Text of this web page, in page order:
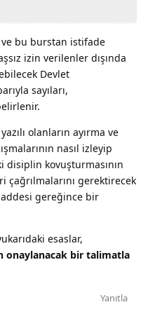
bu burstan istifade
izin verilenler dışında
Devlet
sayıları,
olanların ayırma ve
nasıl izleyip
disiplin kovuşturmasının
çağrılmalarını gerektirecek
gereğince bir
esaslar,
onaylanacak bir talimatla
Yanıtla